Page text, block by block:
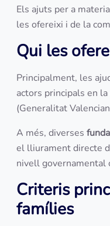
Els ajuts per a
les ofereixi i de la
Qui les
Principalment, les
actors principals en
(Generalitat
A més, diverses
el lliurament directe
nivell governamental
Criteris
famílies